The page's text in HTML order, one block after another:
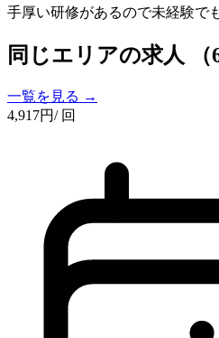
手厚い研修があるので未経験で
同じエリアの求人
一覧を見る →
4,917円/ 回